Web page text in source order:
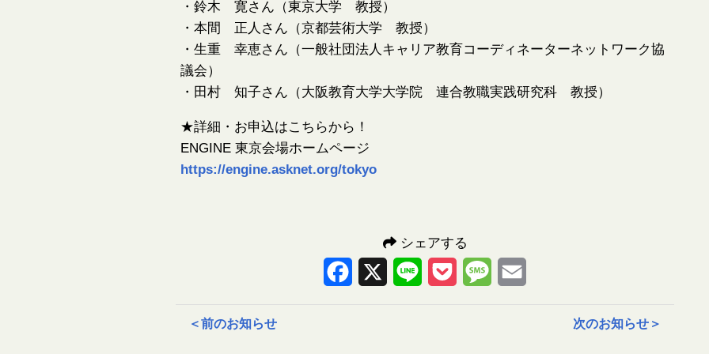
・鈴木 寛さん（東京大学 教授）
・本間 正人さん（京都芸術大学 教授）
・生重 幸恵さん（一般社団法人キャリア教育コーディネーターネットワーク協
議会）
・田村 知子さん（大阪教育大学大学院 連合教職実践研究科 教授）
★詳細・お申込はこちらから！
ENGINE 東京会場ホームページ
https://engine.asknet.org/tokyo
シェアする
Facebook Line Pocket Message
＜前のお知らせ 次のお知らせ ＞